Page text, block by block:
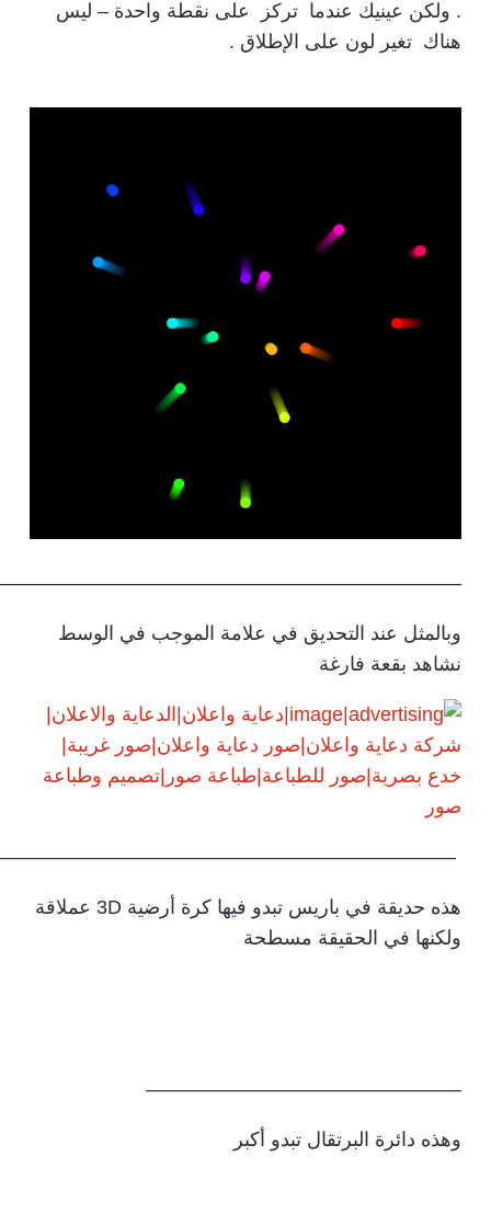
. ولكن عينيك عندما تركز على نقطة واحدة – ليس
هناك تغير لون على الإطلاق .
وبالمثل عند التحديق في علامة الموجب في الوسط
نشاهد بقعة فارغة
هذه حديقة في باريس تبدو فيها كرة أرضية 3D عملاقة
ولكنها في الحقيقة مسطحة
————————————————
وهذه دائرة البرتقال تبدو أكبر